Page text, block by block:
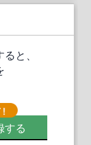
と、
する